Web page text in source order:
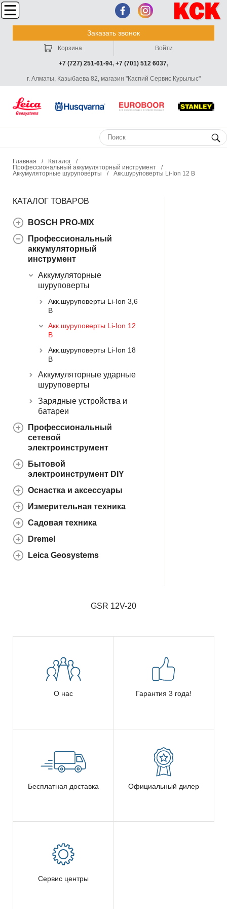
Заказать звонок
+7 (727) 251-61-94, +7 (701) 512 6037,
г. Алматы, Казыбаева 82, магазин "Каспий Сервис Курылыс"
Корзина Войти
Главная / Каталог
/
Профессиональный аккумуляторный инструмент
/
Аккумуляторные шуруповерты
/ Акк.шуруповерты Li-Ion 12 В
КАТАЛОГ ТОВАРОВ
BOSCH PRO-MIX
Профессиональный
аккумуляторный
инструмент
Аккумуляторные
шуруповерты
Акк.шуруповерты Li-Ion 3,6
В
Акк.шуруповерты Li-Ion 12
В
Акк.шуруповерты Li-Ion 18
В
Аккумуляторные ударные
шуруповерты
Зарядные устройства и
батареи
Профессиональный
сетевой
электроинструмент
Бытовой
электроинструмент DIY
Оснастка и аксессуары
Измерительная техника
Садовая техника
Dremel
Leica Geosystems
GSR 12V-20
О нас Гарантия 3 года!
Бесплатная доставка Официальный дилер
Сервис центры